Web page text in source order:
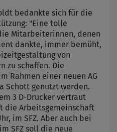
bedankte sich für die
"Eine tolle
Mitarbeiterinnen, denen
dankte, immer bemüht,
von
zu schaffen. Die
Rahmen einer neuen AG
Schott genutzt werden.
3 D-Drucker vertraut
die Arbeitsgemeinschaft
im SFZ. Aber auch bei
SFZ soll die neue